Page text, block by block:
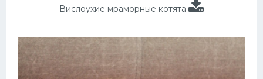
Вислоухие мраморные котята